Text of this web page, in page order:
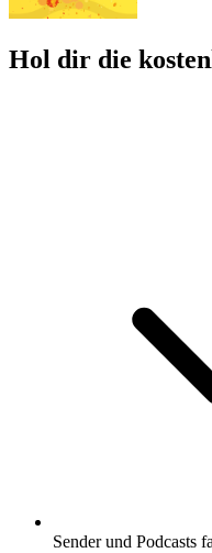
Hol dir die
Sender und Podcasts